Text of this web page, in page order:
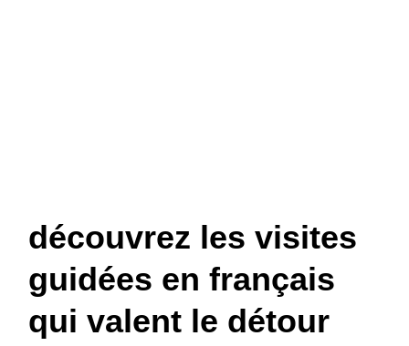
découvrez les visites
guidées en français
qui valent le détour